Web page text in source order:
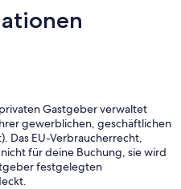
Gastgeber verwaltet
gewerblichen, geschäftlichen
Das EU-Verbraucherrecht,
für deine Buchung, sie wird
festgelegten